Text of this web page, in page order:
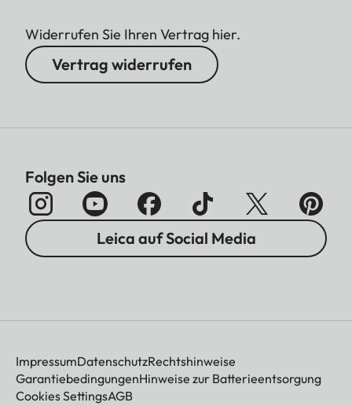
Widerrufen Sie Ihren Vertrag hier.
Vertrag widerrufen
Folgen Sie uns
Leica auf Social Media
ImpressumDatenschutzRechtshinweise
GarantiebedingungenHinweise zur Batterieentsorgung
Cookies SettingsAGB